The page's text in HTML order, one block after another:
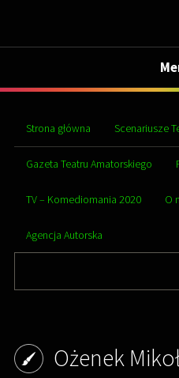
Strona główna Scenariusze
Gazeta Teatru Amatorskiego
TV – Komediomania 2020 O
Agencja Autorska
Ożenek